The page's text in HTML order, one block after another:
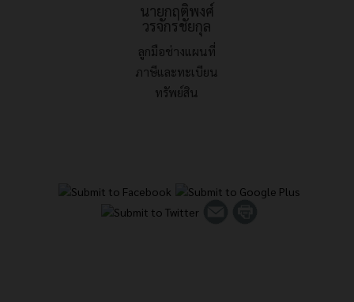
นายกฤติพงศ์
วรจักรชัยกุล
ลูกมือช่างแผนที่
ภาษีและทะเบียน
ทรัพย์สิน